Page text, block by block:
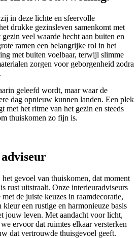
in deze lichte en sfeervolle
drukke gezinsleven samenkomt met
veel waarde hecht aan buiten en
ramen een belangrijke rol in het
met buiten voelbaar, terwijl slimme
zorgen voor geborgenheid zodra
geleefd wordt, maar waar de
dag opnieuw kunnen landen. Een plek
met het ritme van het gezin en steeds
thuiskomen zo fijn is.
gevoel van thuiskomen, dat moment
rust uitstraalt. Onze interieuradviseurs
de juiste keuzes in raamdecoratie,
een rustige en harmonieuze basis
jouw leven. Met aandacht voor licht,
ervoor dat ruimtes elkaar versterken
dat vertrouwde thuisgevoel geeft.